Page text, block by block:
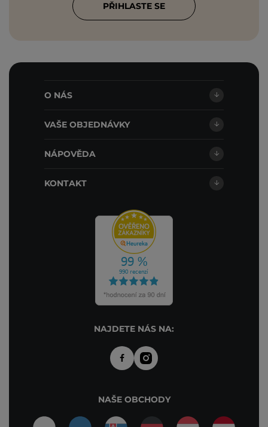
PŘIHLASTE SE
O NÁS
VAŠE OBJEDNÁVKY
NÁPOVĚDA
KONTAKT
NAJDETE NÁS NA:
NAŠE OBCHODY